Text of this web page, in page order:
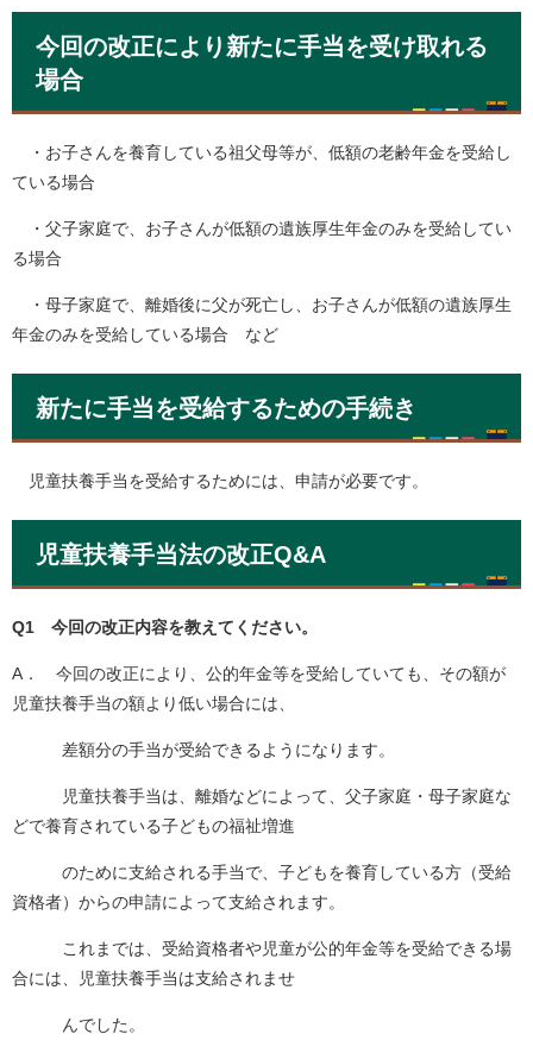
今回の改正により新たに手当を受け取れる
場合
・お子さんを養育している祖父母等が、低額の老齢年金を受給し
ている場合
・父子家庭で、お子さんが低額の遺族厚生年金のみを受給してい
る場合
・母子家庭で、離婚後に父が死亡し、お子さんが低額の遺族厚生
年金のみを受給している場合 など
新たに手当を受給するための手続き
児童扶養手当を受給するためには、申請が必要です。
児童扶養手当法の改正Q&A
Q1 今回の改正内容を教えてください。
A． 今回の改正により、公的年金等を受給していても、その額が
児童扶養手当の額より低い場合には、
差額分の手当が受給できるようになります。
児童扶養手当は、離婚などによって、父子家庭・母子家庭な
どで養育されている子どもの福祉増進
のために支給される手当で、子どもを養育している方（受給
資格者）からの申請によって支給されます。
これまでは、受給資格者や児童が公的年金等を受給できる場
合には、児童扶養手当は支給されませ
んでした。